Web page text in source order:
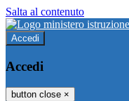
Salta al contenuto
Accedi
Accedi
button close ×